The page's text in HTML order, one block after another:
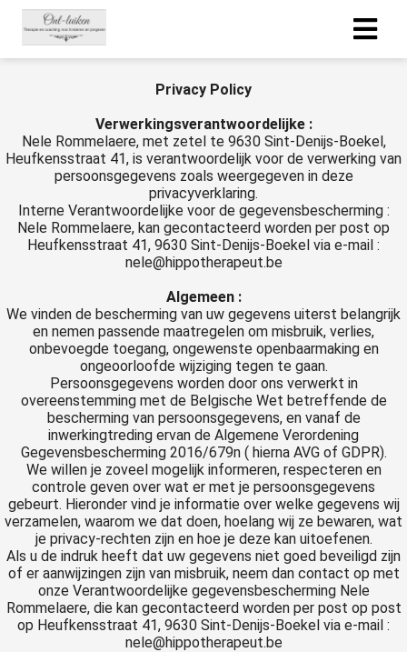
Privacy Policy
Verwerkingsverantwoordelijke :
Nele Rommelaere, met zetel te 9630 Sint-Denijs-Boekel,
Heufkensstraat 41, is verantwoordelijk voor de verwerking van
persoonsgegevens zoals weergegeven in deze
privacyverklaring.
Interne Verantwoordelijke voor de gegevensbescherming :
Nele Rommelaere, kan gecontacteerd worden per post op
Heufkensstraat 41, 9630 Sint-Denijs-Boekel via e-mail :
nele@hippotherapeut.be
Algemeen :
We vinden de bescherming van uw gegevens uiterst belangrijk
en nemen passende maatregelen om misbruik, verlies,
onbevoegde toegang, ongewenste openbaarmaking en
ongeoorloofde wijziging tegen te gaan.
Persoonsgegevens worden door ons verwerkt in
overeenstemming met de Belgische Wet betreffende de
bescherming van persoonsgegevens, en vanaf de
inwerkingtreding ervan de Algemene Verordening
Gegevensbescherming 2016/679n ( hierna AVG of GDPR).
We willen je zoveel mogelijk informeren, respecteren en
controle geven over wat er met je persoonsgegevens
gebeurt. Hieronder vind je informatie over welke gegevens wij
verzamelen, waarom we dat doen, hoelang wij ze bewaren, wat
je privacy-rechten zijn en hoe je deze kan uitoefenen.
Als u de indruk heeft dat uw gegevens niet goed beveiligd zijn
of er aanwijzingen zijn van misbruik, neem dan contact op met
onze Verantwoordelijke gegevensbescherming Nele
Rommelaere, die kan gecontacteerd worden per post op post
op Heufkensstraat 41, 9630 Sint-Denijs-Boekel via e-mail :
nele@hippotherapeut.be
te
Ze
gebruikt
deze
worden
om
te
over